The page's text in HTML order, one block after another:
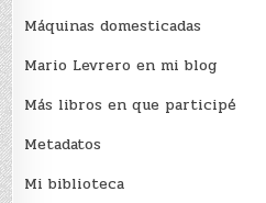
Máquinas domesticadas
Mario Levrero en mi blog
Más libros en que participé
Metadatos
Mi biblioteca